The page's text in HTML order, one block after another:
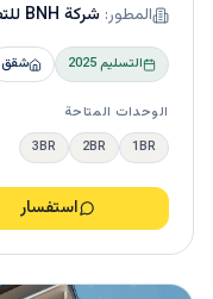
المطور: شركة BNH للتطوير العقاري
التسليم2025 شقق
الوحدات المتاحة
1BR
2BR
3BR
استفسار